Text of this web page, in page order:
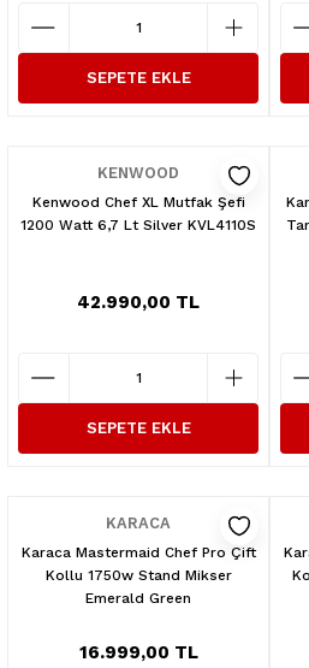
SEPETE EKLE
KENWOOD
Kenwood Chef XL Mutfak Şefi
1200 Watt 6,7 Lt Silver KVL4110S
42.990,00 TL
SEPETE EKLE
KARACA
Karaca Mastermaid Chef Pro Çift
Kollu 1750w Stand Mikser
Emerald Green
16.999,00 TL